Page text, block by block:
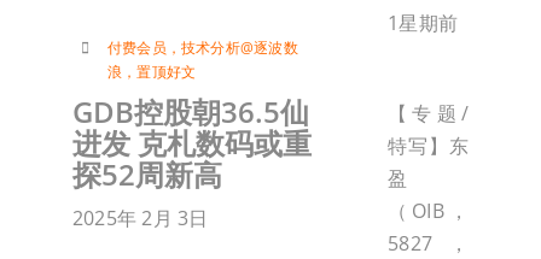
付费会员 ， 技术分析@逐波数
浪 ，置顶好文
GDB控股朝36.5仙
进发 克札数码或重
探52周新高
2025年 2月 3日
1星期前
【专题/
特写】东
盈
（OIB，
5827，